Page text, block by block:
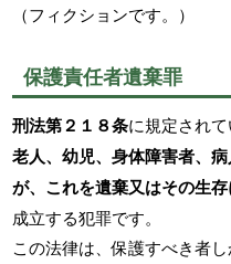
（フィクションです。）
保護責任者遺棄罪
刑法第２１８条に規定され
老人、幼児、身体障害者、
が、これを遺棄又はその生
成立する犯罪です。
この法律は、保護すべき者